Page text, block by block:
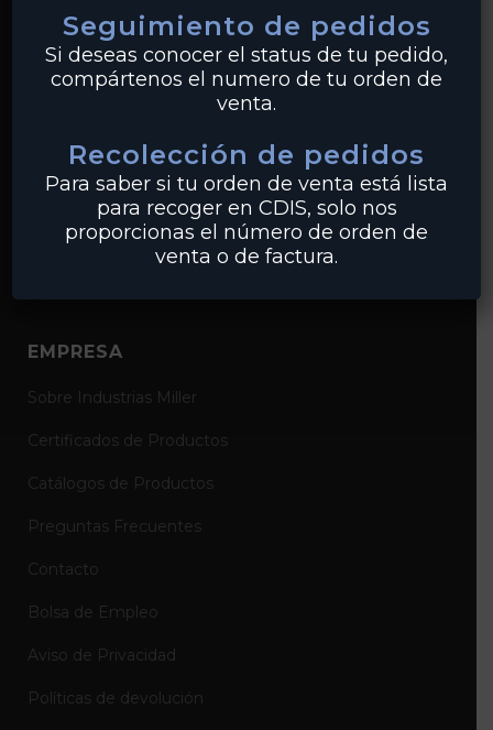
PRODUCTOS
Tuberías
Bridas
EMPRESA
Sobre Industrias Miller
Certificados de Productos
Catálogos de Productos
Preguntas Frecuentes
Contacto
Bolsa de Empleo
Aviso de Privacidad
Políticas de devolución
Seguimiento de pedidos
Si deseas conocer el status de tu pedido,
compártenos el numero de tu orden de
venta.
Recolección de pedidos
Para saber si tu orden de venta está lista
para recoger en CDIS, solo nos
proporcionas el número de orden de
venta o de factura.